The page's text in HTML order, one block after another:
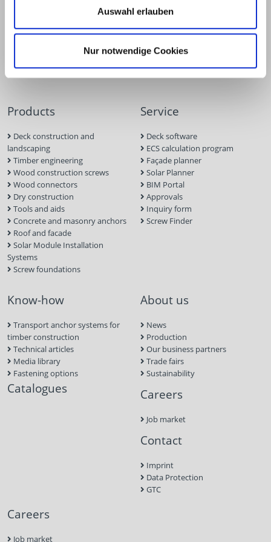
Auswahl erlauben
Nur notwendige Cookies
Products
Deck construction and
landscaping
Timber engineering
Wood construction screws
Wood connectors
Dry construction
Tools and aids
Concrete and masonry anchors
Roof and facade
Solar Module Installation
Systems
Screw foundations
Service
Deck software
ECS calculation program
Façade planner
Solar Planner
BIM Portal
Approvals
Inquiry form
Screw Finder
Know-how
Transport anchor systems for
timber construction
Technical articles
Media library
Fastening options
Catalogues
About us
News
Production
Our business partners
Trade fairs
Sustainability
Careers
Job market
Contact
Imprint
Data Protection
GTC
Careers
Job market